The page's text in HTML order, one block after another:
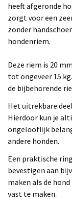
heeft afgeronde
zorgt voor een
zonder
hondenriem.
Deze riem is 20
tot ongeveer 15
de bijbehorende
Het uitrekbare
Hierdoor kun je
ongelooflijk
andere honden.
Een praktische
bevestigen aan
maken als de
vast te maken.